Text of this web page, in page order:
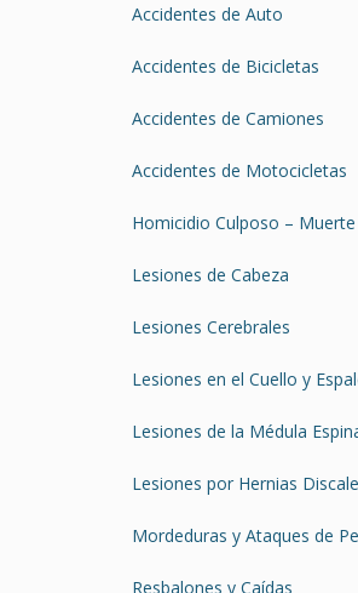
Accidentes de Auto
Accidentes de Bicicletas
Accidentes de Camiones
Accidentes de Motocicletas
Homicidio Culposo –
Lesiones de Cabeza
Lesiones Cerebrales
Lesiones en el Cuello y
Lesiones de la Médula
Lesiones por Hernias
Mordeduras y Ataques de
Resbalones y Caídas